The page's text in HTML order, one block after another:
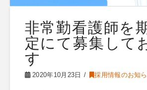
非常勤看護師を
定にて募集して
す
2020年10月23日 採用情報のお知